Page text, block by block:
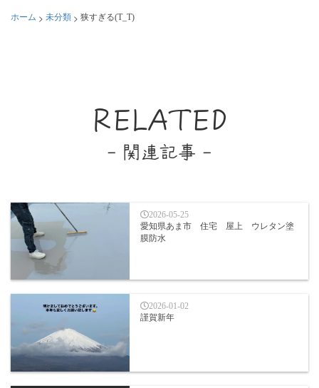
ホーム > 未分類 > 狭すぎる(T_T)
RELATED
- 関連記事 -
2026-05-25
愛知県あま市 住宅 屋上 ウレタン塗
膜防水
2026-01-02
謹賀新年